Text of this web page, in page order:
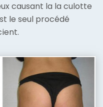
causant la la culotte
le seul procédé